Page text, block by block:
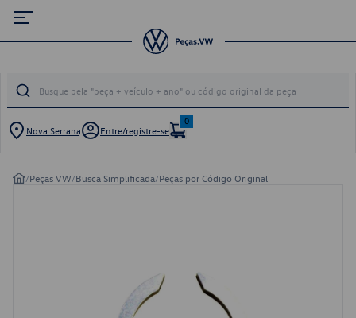
Nova Serrana Entre/registre-se
0
/Peças VW/Busca Simplificada/Peças por Código Original